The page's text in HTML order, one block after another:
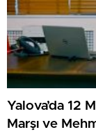
Yalova’da 12
Marşı ve